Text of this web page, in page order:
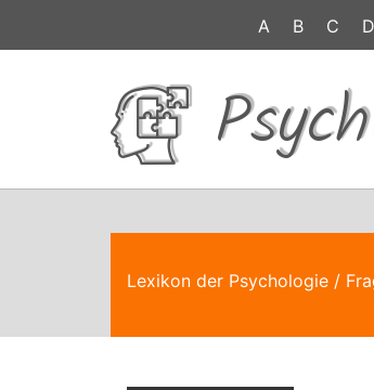
A B C D
Lexikon der Psychologie /